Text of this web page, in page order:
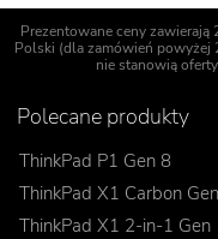
Prezentowane ceny zawierają
Polski (dla zamówień powyżej
nie stanowią
Polecane produkty
ThinkPad P1 Gen 8
ThinkPad X1 Carbon
ThinkPad X1 2-in-1 Gen